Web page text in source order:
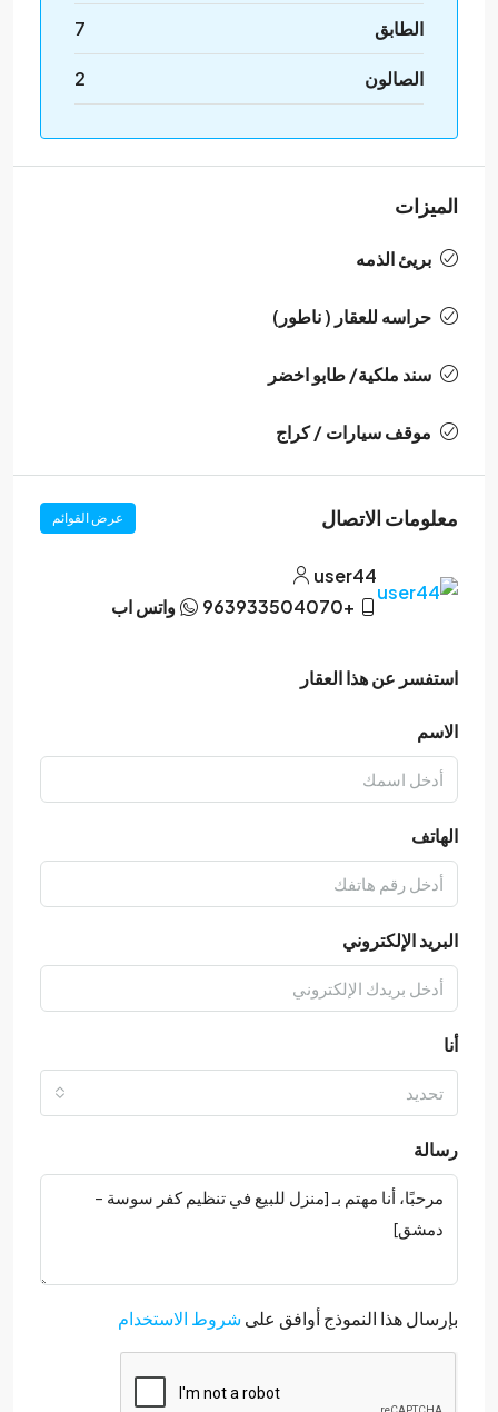
الطابق 7
الصالون 2
الميزات
بريئ الذمه
حراسه للعقار ( ناطور)
سند ملكية/ طابو اخضر
موقف سيارات / كراج
معلومات الاتصال عرض القوائم
user44
+963933504070
واتس اب
استفسر عن هذا العقار
الاسم
الهاتف
البريد الإلكتروني
أنا
تحديد
رسالة
بإرسال هذا النموذج أوافق على شروط الاستخدام